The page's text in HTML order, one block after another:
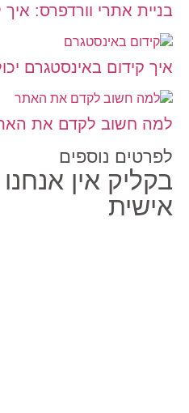
בניית אתרי וורדפרס:
איך קידום באינסטגרם
למה חשוב לקדם את
לפרטים נוספים
בקליק אין
אישית